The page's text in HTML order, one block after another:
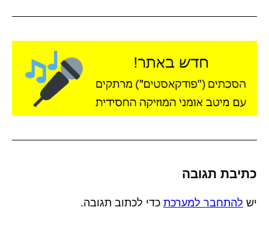
כתיבת תגובה
יש להתחבר למערכת כדי לכתוב תגובה.